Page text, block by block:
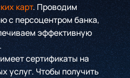
карт. Проводим
с персоцентром банка,
эффективную
сертификаты на
услуг. Чтобы получить